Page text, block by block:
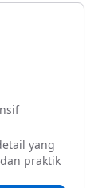
yang
praktik